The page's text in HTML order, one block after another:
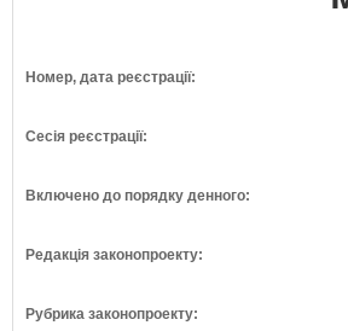
Номер, дата реєстрації:
Сесія реєстрації:
Включено до порядку денного:
Редакція законопроекту:
Рубрика законопроекту: